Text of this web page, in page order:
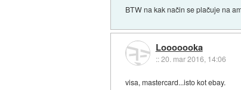
BTW na kak način se plačuje na
Looooooka
::20. mar 2016, 14:06
visa, mastercard...isto kot ebay.